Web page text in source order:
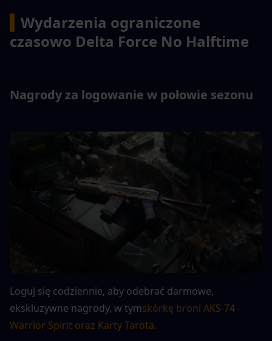
Wydarzenia ograniczone
czasowo Delta Force No Halftime
Nagrody za logowanie w połowie sezonu
Loguj się codziennie, aby odebrać darmowe,
ekskluzywne nagrody, w tymskórkę broni AKS-74 -
Warrior Spirit oraz Karty Tarota.